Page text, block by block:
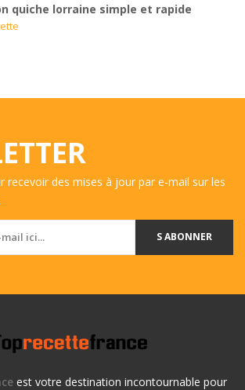
quiche lorraine simple et rapide
recevoir des mises à jour par e-mail sur les
S ABONNER
est votre destination incontournable pour